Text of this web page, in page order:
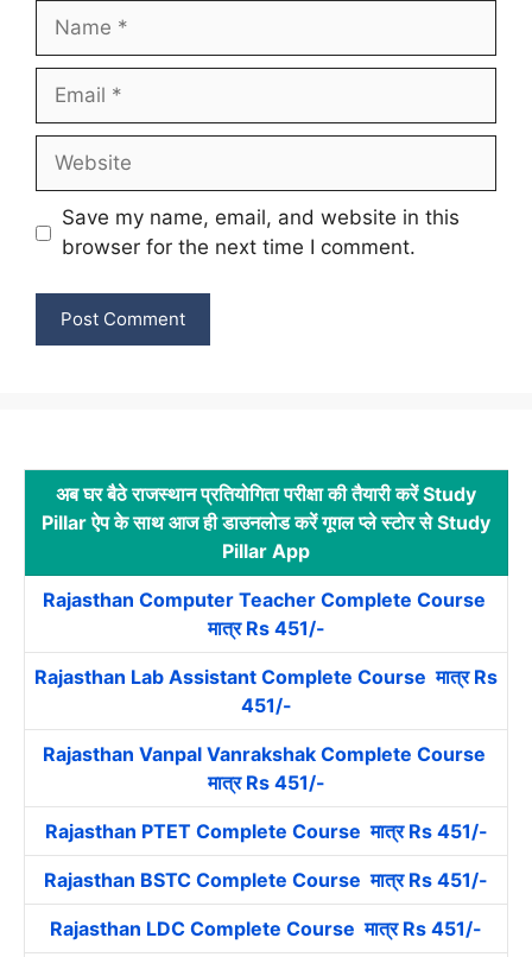
Name
Email
Website
Save my name, email, and website in this
browser for the next time I comment.
अब घर बैठे राजस्थान प्रतियोगिता परीक्षा की तैयारी करें Study
Pillar ऐप के साथ आज ही डाउनलोड करें गूगल प्ले स्टोर से Study
Pillar App
Rajasthan Computer Teacher Complete Course
मात्र Rs 451/-
Rajasthan Lab Assistant Complete Course मात्र Rs
451/-
Rajasthan Vanpal Vanrakshak Complete Course
मात्र Rs 451/-
Rajasthan PTET Complete Course मात्र Rs 451/-
Rajasthan BSTC Complete Course मात्र Rs 451/-
Rajasthan LDC Complete Course मात्र Rs 451/-